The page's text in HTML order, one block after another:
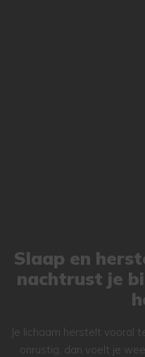
Slaap en
nachtrust je
Je lichaam herstelt vooral
onrustig, dan voelt je